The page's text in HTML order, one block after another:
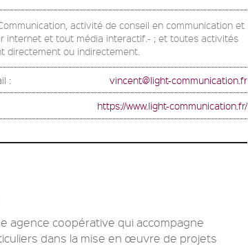
activité de conseil en communication et
internet et tout média interactif.- ; et toutes activités
directement ou indirectement.
: vincent@light-communication.fr
https://www.light-communication.fr/
agence coopérative qui accompagne
dans la mise en œuvre de projets